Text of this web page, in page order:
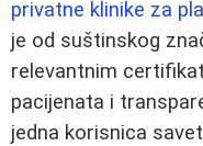
privatne klinike za
je od suštinskog
relevantnim
pacijenata i
jedna korisnica